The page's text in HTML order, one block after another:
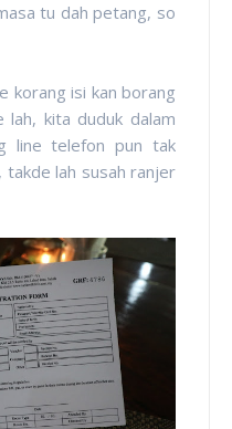
tu dah petang, so
korang isi kan borang
lah, kita duduk dalam
line telefon pun tak
takde lah susah ranjer